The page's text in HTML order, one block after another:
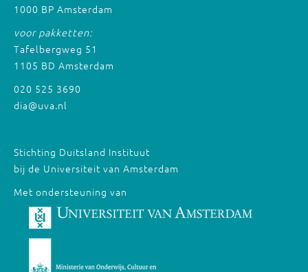
1000 BP Amsterdam
voor pakketten:
Tafelbergweg 51
1105 BD Amsterdam
020 525 3690
dia@uva.nl
Stichting Duitsland Instituut
bij de Universiteit van Amsterdam
Met ondersteuning van